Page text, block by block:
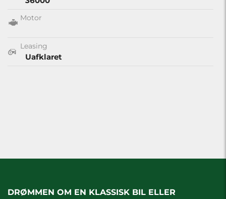
Motor
Leasing
Uafklaret
DRØMMEN OM EN KLASSISK BIL ELLER